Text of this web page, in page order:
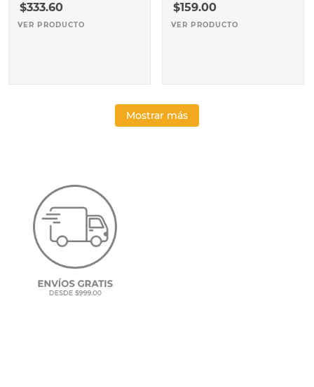
$333.60
VER PRODUCTO
$159.00
VER PRODUCTO
Mostrar más